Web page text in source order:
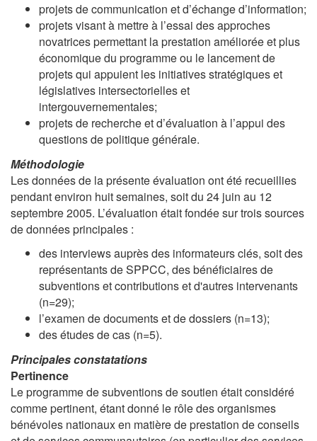
projets de communication et d’échange d’information;
projets visant à mettre à l’essai des approches
novatrices permettant la prestation améliorée et plus
économique du programme ou le lancement de
projets qui appuient les initiatives stratégiques et
législatives intersectorielles et
intergouvernementales;
projets de recherche et d’évaluation à l’appui des
questions de politique générale.
Méthodologie
Les données de la présente évaluation ont été recueillies
pendant environ huit semaines, soit du 24 juin au 12
septembre 2005. L’évaluation était fondée sur trois sources
de données principales :
des interviews auprès des informateurs clés, soit des
représentants de SPPCC, des bénéficiaires de
subventions et contributions et d'autres intervenants
(n=29);
l’examen de documents et de dossiers (n=13);
des études de cas (n=5).
Principales constatations
Pertinence
Le programme de subventions de soutien était considéré
comme pertinent, étant donné le rôle des organismes
bénévoles nationaux en matière de prestation de conseils